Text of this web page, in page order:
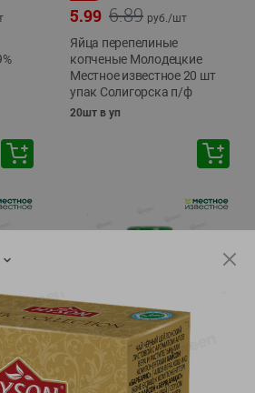
6.89
5.99 руб./шт
Яйца перепелиные
копченые Молодецкие
Местное известное 20 шт
упак Солигорска п/ф
20шт в уп
-12%
5.19
4.59 руб./шт
Майонез Эко премиум